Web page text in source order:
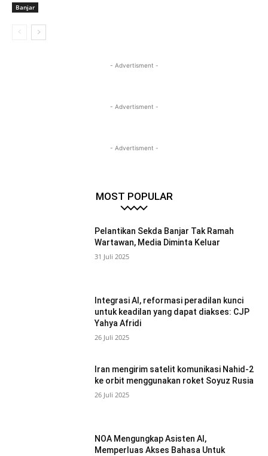
Banjar
- Advertisment -
- Advertisment -
- Advertisment -
MOST POPULAR
Pelantikan Sekda Banjar Tak Ramah
Wartawan, Media Diminta Keluar
31 Juli 2025
Integrasi AI, reformasi peradilan kunci
untuk keadilan yang dapat diakses: CJP
Yahya Afridi
26 Juli 2025
Iran mengirim satelit komunikasi Nahid-2
ke orbit menggunakan roket Soyuz Rusia
26 Juli 2025
NOA Mengungkap Asisten AI,
Memperluas Akses Bahasa Untuk